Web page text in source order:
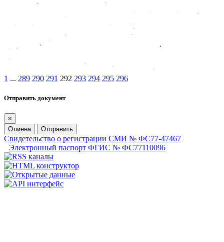
1 ... 289 290 291 292 293 294 295 296
Отправить документ
×
Отмена
Отправить
Свидетельство о регистрации СМИ № ФС77-47467
Электронный паспорт ФГИС № ФС77110096